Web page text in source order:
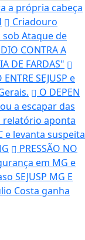
a própria cabeça
Criadouro
Ataque de
CONTRA A
DE FARDAS"
SEJUSP e
O DEPEN
a escapar das
relatório aponta
e levanta suspeita
PRESSÃO NO
em MG e
SEJUSP MG E
Costa ganha